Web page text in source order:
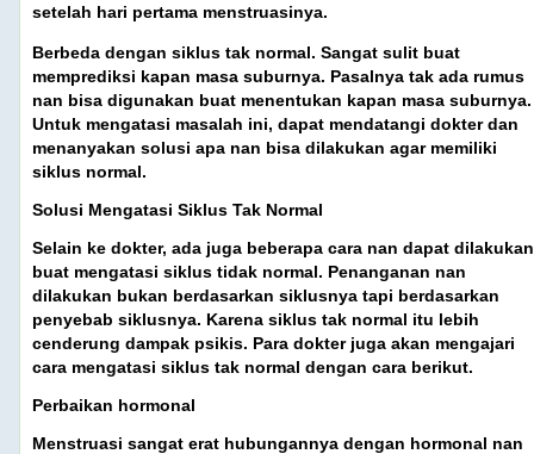
setelah hari pertama menstruasinya.
Berbeda dengan siklus tak normal. Sangat sulit buat
memprediksi kapan masa suburnya. Pasalnya tak ada rumus
nan bisa digunakan buat menentukan kapan masa suburnya.
Untuk mengatasi masalah ini, dapat mendatangi dokter dan
menanyakan solusi apa nan bisa dilakukan agar memiliki
siklus normal.
Solusi Mengatasi Siklus Tak Normal
Selain ke dokter, ada juga beberapa cara nan dapat dilakukan
buat mengatasi siklus tidak normal. Penanganan nan
dilakukan bukan berdasarkan siklusnya tapi berdasarkan
penyebab siklusnya. Karena siklus tak normal itu lebih
cenderung dampak psikis. Para dokter juga akan mengajari
cara mengatasi siklus tak normal dengan cara berikut.
Perbaikan hormonal
Menstruasi sangat erat hubungannya dengan hormonal nan